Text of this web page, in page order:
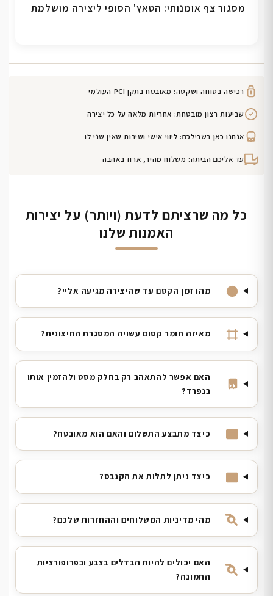
מסגור צף אומנותי: הטאץ' הסופי ליצירה מושלמת
רכישה בטוחה ושקטה: מאובטח בתקן PCI העולמי
שביעות רצון מובטחת: אחריות מלאה על כל יצירה
אנחנו כאן בשבילכם: ליווי אישי ושירות שאין שני לו
עד אליכם הביתה: משלוח מהיר, ארוז באהבה
כל מה שרציתם לדעת (ויותר) על יצירות
האמנות שלנו
מהו זמן הקסם עד שהיצירה מגיעה אליי?
מאיזה חומר קסום עשויה המסגרת החיצונית?
האם אפשר להתאהב רק בחלק מסט ולהזמין אותו
בנפרד?
כיצד מתבצע התשלום והאם הוא מאובטח?
כיצד ניתן לתלות את הקנבס?
מהי מדיניות המשלוחים וההחזרות שלכם?
האם יכולים להיות הבדלים בצבע ובפרופורציות
התמונה?